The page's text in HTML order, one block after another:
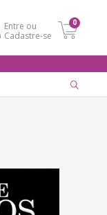
Entre ou
Cadastre-se
0